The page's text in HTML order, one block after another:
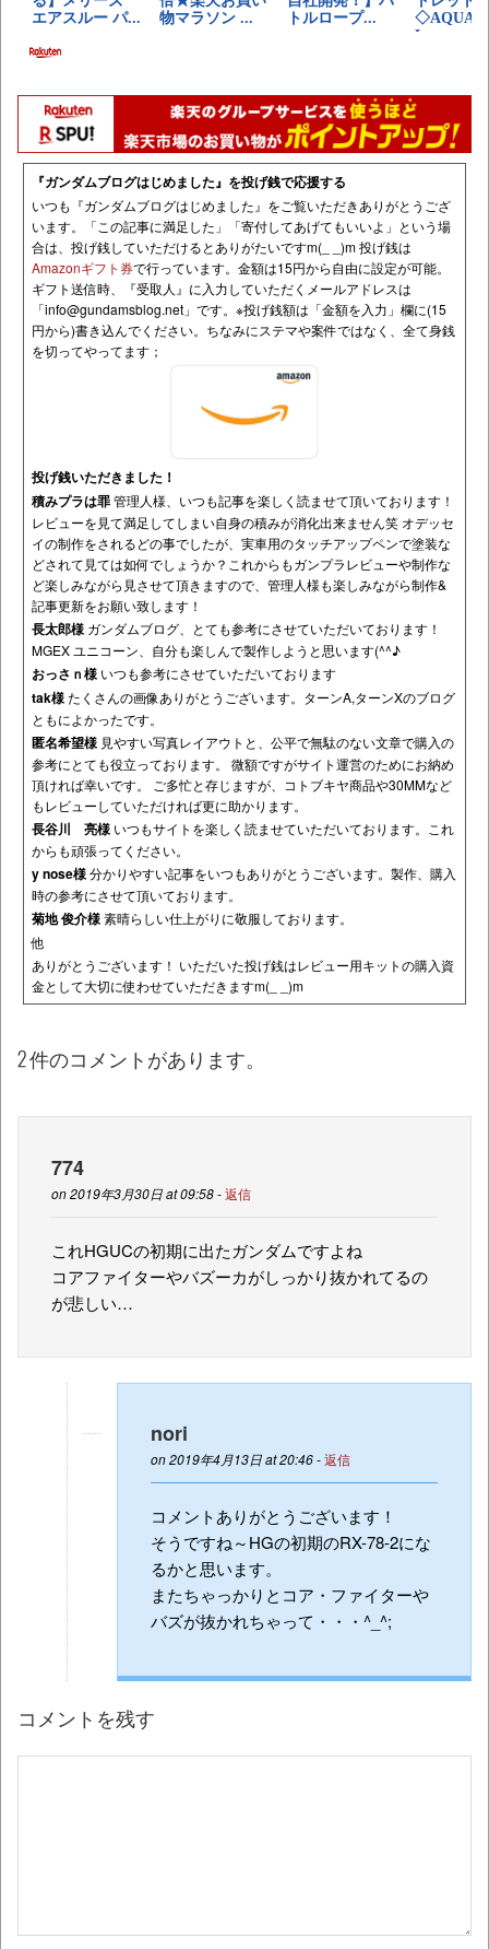
『ガンダムブログはじめました』を投げ銭で応援する
いつも『ガンダムブログはじめました』をご覧いただきありがとうござ
います。「この記事に満足した」「寄付してあげてもいいよ」という場
合は、投げ銭していただけるとありがたいですm(_ _)m 投げ銭は
Amazonギフト券で行っています。金額は15円から自由に設定が可能。
ギフト送信時、『受取人』に入力していただくメールアドレスは
「info@gundamsblog.net 」です。 ※投げ銭額は「金額を入力」欄に(15
円から)書き込んでください。ちなみにステマや案件ではなく、全て身銭
を切ってやってます；
投げ銭いただきました！
積みプラは罪管理人様、いつも記事を楽しく読ませて頂いております！
レビューを見て満足してしまい自身の積みが消化出来ません笑 オデッセ
イの制作をされるどの事でしたが、実車用のタッチアップペンで塗装な
どされて見ては如何でしょうか？これからもガンプラレビューや制作な
ど楽しみながら見させて頂きますので、管理人様も楽しみながら制作&
記事更新をお願い致します！
長太郎様 ガンダムブログ、とても参考にさせていただいております！
MGEX ユニコーン、自分も楽しんで製作しようと思います(^^♪
おっさｎ様 いつも参考にさせていただいております
tak様たくさんの画像ありがとうございます。ターンA,ターンXのブログ
ともによかったです。
匿名希望様 見やすい写真レイアウトと、公平で無駄のない文章で購入の
参考にとても役立っております。 微額ですがサイト運営のためにお納め
頂ければ幸いです。 ご多忙と存じますが、コトブキヤ商品や30MMなど
もレビューしていただければ更に助かります。
長谷川 亮様 いつもサイトを楽しく読ませていただいております。これ
からも頑張ってください。
y nose様分かりやすい記事をいつもありがとうございます。製作、購入
時の参考にさせて頂いております。
菊地 俊介様素晴らしい仕上がりに敬服しております。
他
ありがとうございます！ いただいた投げ銭はレビュー用キットの購入資
金として大切に使わせていただきますm(_ _)m
2 件のコメントがあります。
774
on 2019年3月30日 at 09:58 -返信
これHGUCの初期に出たガンダムですよね
コアファイターやバズーカがしっかり抜かれてるの
が悲しい…
nori
on 2019年4月13日 at 20:46 -返信
コメントありがとうございます！
そうですね～HGの初期のRX-78-2にな
るかと思います。
またちゃっかりとコア・ファイターや
バズが抜かれちゃって・・・^_^;
コメントを残す